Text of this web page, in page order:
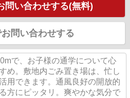
問い合わせする(無料)
問い合わせする
で、お子様の通学について心
め。敷地内ごみ置き場は、忙し
用できます。通風良好の開放的
方にピッタリ。爽やかな気分で